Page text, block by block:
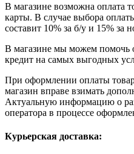
В магазине возможна оплата
карты. В случае выбора
составит 10% за б/у и 15% за
В магазине мы можем помочь
кредит на самых выгодных
При оформлении оплаты
магазин вправе взимать
Актуальную информацию о
оператора в процессе
Курьерская доставка: